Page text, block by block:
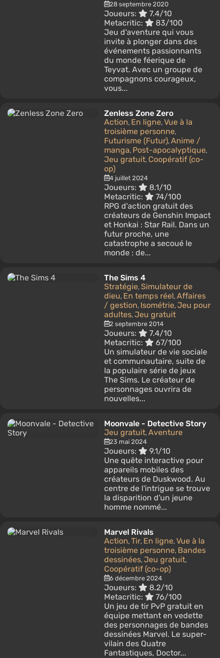
28 septembre 2020
Joueurs:
7.4/10
Metacritic:
83/100
Jeu d'aventure qui vous
invite à plonger dans des
événements passionnants
du monde féerique de
Teyvat. Avec un groupe de
compagnons courageux,
vous...
Zenless Zone Zero
Action, En ligne, Vue à la
troisième personne,
Futurisme (Futur), Anime /
manga, Post-apocalyptique,
Jeu gratuit, Coopératif (co-
op)
4 juillet 2024
Joueurs:
8.1/10
Metacritic:
74/100
RPG d'action gratuit des
créateurs de Genshin Impact
et Honkai : Star Rail. Dans un
futur proche, une
catastrophe a secoué le
monde : de...
The Sims 4
Stratégie, Simulateur de
dieu, En temps réel, Affaires
/ gestion, Isométrie, Jeu pour
adultes, Jeu gratuit
2 septembre 2014
Joueurs:
7.4/10
Metacritic:
67/100
Un simulateur de vie sociale
et communautaire, suite de
la populaire série de jeux
The Sims. Le créateur de
personnages ouvrira de
nouvelles...
Moonvale - Detective Story
Jeu gratuit, Aventure
23 mai 2024
Joueurs:
9.1/10
Une quête interactive pour
appareils mobiles des
créateurs de Duskwood. Au
centre de l'intrigue se trouve
la disparition d'un jeune
homme nommé...
Marvel Rivals
Action, Tir, En ligne, Vue à la
troisième personne, Bandes
dessinées, Jeu gratuit,
Coopératif (co-op)
6 décembre 2024
Joueurs:
8.2/10
Metacritic:
76/100
Un jeu de tir PvP gratuit en
équipe mettant en vedette
des personnages de bandes
dessinées Marvel. Le super-
vilain des Quatre
Fantastiques, Doctor...